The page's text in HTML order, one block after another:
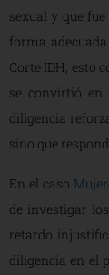
sexual y que
forma
Corte IDH, esto
se convirtió en
diligencia
sino que
En el caso
de investigar
retardo
diligencia en el